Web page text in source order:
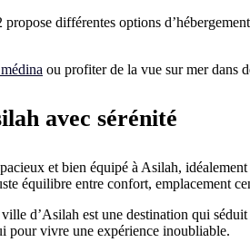
différentes options
ou profiter de la vue sur mer dans
avec sérénité
et bien équipé à Asilah,
équilibre entre confort, emplacement
d’Asilah est une destination qui
pour vivre une expérience inoubliable.